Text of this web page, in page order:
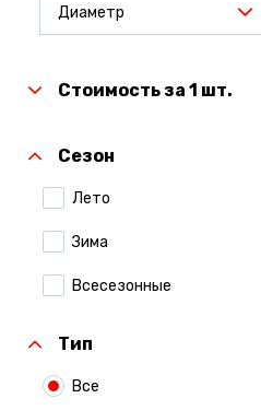
Диаметр
Стоимость за 1 шт.
Сезон
Лето
Зима
Всесезонные
Тип
Все